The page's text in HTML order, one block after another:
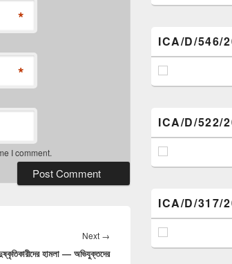
*
*
I comment.
Next →
post:
হামলা — অভিযুক্তদের
ICA/D/546/
ICA/D/522/
ICA/D/317/